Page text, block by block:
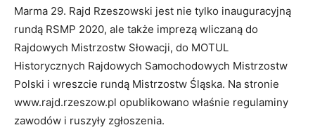
Marma 29. Rajd Rzeszowski jest nie tylko inauguracyjną
rundą RSMP 2020, ale także imprezą wliczaną do
Rajdowych Mistrzostw Słowacji, do MOTUL
Historycznych Rajdowych Samochodowych Mistrzostw
Polski i wreszcie rundą Mistrzostw Śląska. Na stronie
www.rajd.rzeszow.pl opublikowano właśnie regulaminy
zawodów i ruszyły zgłoszenia.